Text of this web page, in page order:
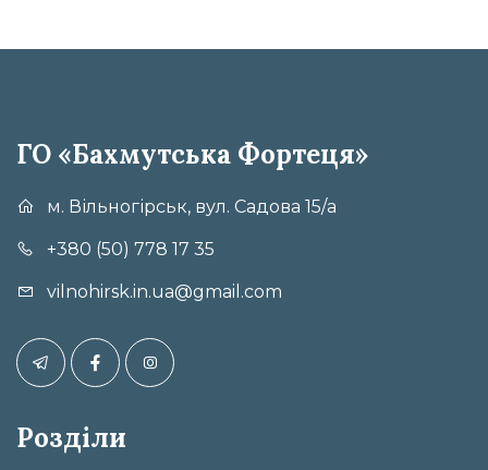
ГО «Бахмутська Фортеця»
м. Вільногірськ, вул. Садова 15/а
+380 (50) 778 17 35
vilnohirsk.in.ua@gmail.com
Розділи